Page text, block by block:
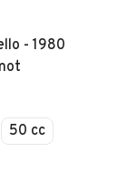
- 1980
50 cc